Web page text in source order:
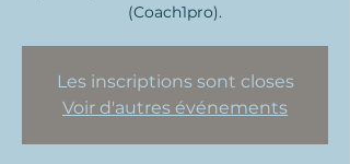
(Coach1pro).
Les inscriptions sont closes
Voir d'autres événements